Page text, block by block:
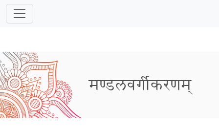
मण्डलवर्गीकरणम्